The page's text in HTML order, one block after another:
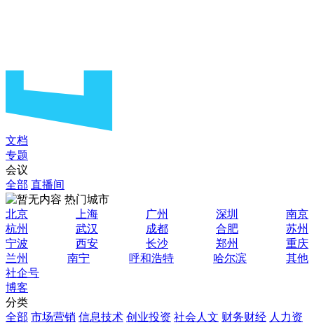
文档
专题
会议
全部 直播间
热门城市
北京
上海 广州 深圳
南京
杭州
武汉 成都 合肥
苏州
宁波
西安 长沙 郑州
重庆
兰州
南宁 呼和浩特 哈尔滨
其他
社企号
博客
分类
全部 市场营销 信息技术 创业投资 社会人文 财务财经 人力资